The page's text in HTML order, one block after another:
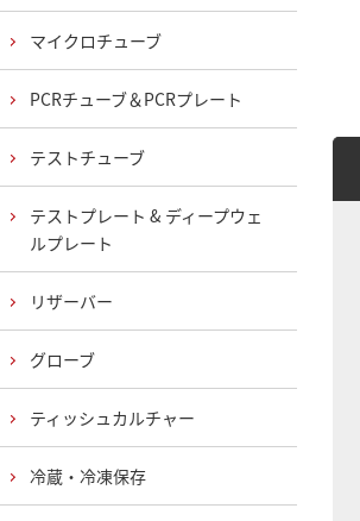
マイクロチューブ
PCRチューブ＆PCRプレート
テストチューブ
テストプレート & ディープウェ
ルプレート
リザーバー
グローブ
ティッシュカルチャー
冷蔵・冷凍保存